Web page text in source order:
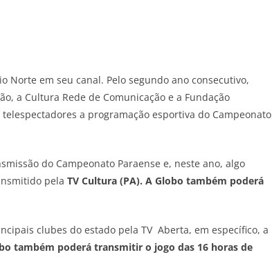
Norte em seu canal. Pelo segundo ano consecutivo,
a Cultura Rede de Comunicação e a Fundação
a programação esportiva do Campeonato
do Campeonato Paraense e, neste ano, algo
pela TV Cultura (PA). A Globo também poderá
clubes do estado pela TV Aberta, em específico, a
também poderá transmitir o jogo das 16 horas de